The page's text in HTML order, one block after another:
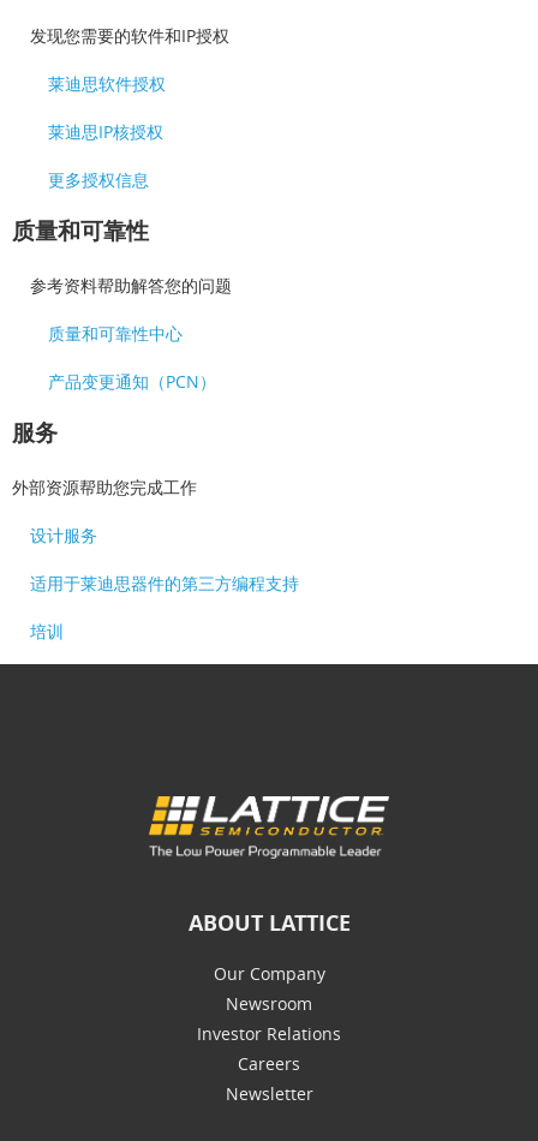
发现您需要的软件和IP授权
莱迪思软件授权
莱迪思IP核授权
更多授权信息
质量和可靠性
参考资料帮助解答您的问题
质量和可靠性中心
产品变更通知（PCN）
服务
外部资源帮助您完成工作
设计服务
适用于莱迪思器件的第三方编程支持
培训
ABOUT LATTICE
Our Company
Newsroom
Investor Relations
Careers
Newsletter